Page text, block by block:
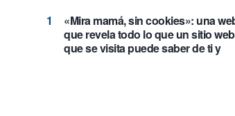
«Mira mamá, sin cookies»: una
que revela todo lo que un sitio web
que se visita puede saber de ti y